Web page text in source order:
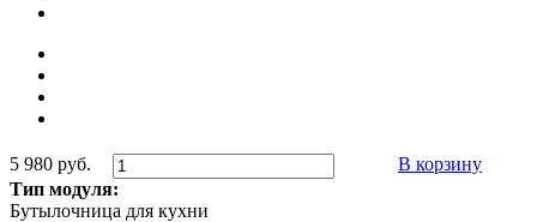
5 980 руб.
В корзину
Тип модуля:
Бутылочница для кухни